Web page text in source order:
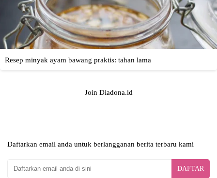
Join Diadona.id
Daftarkan email anda untuk berlangganan berita terbaru kami
DAFTAR